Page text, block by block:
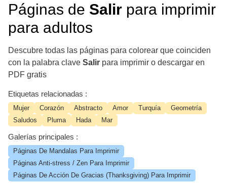
Páginas de Salir para imprimir
para adultos
Descubre todas las páginas para colorear que coinciden
con la palabra clave Salir para imprimir o descargar en
PDF gratis
Etiquetas relacionadas :
Mujer Corazón Abstracto Amor Turquía
Geometría
Saludos
Pluma Hada Mar
Galerías principales :
Páginas De Mandalas Para Imprimir
Páginas Anti-stress / Zen Para Imprimir
Páginas De Acción De Gracias (Thanksgiving) Para Imprimir